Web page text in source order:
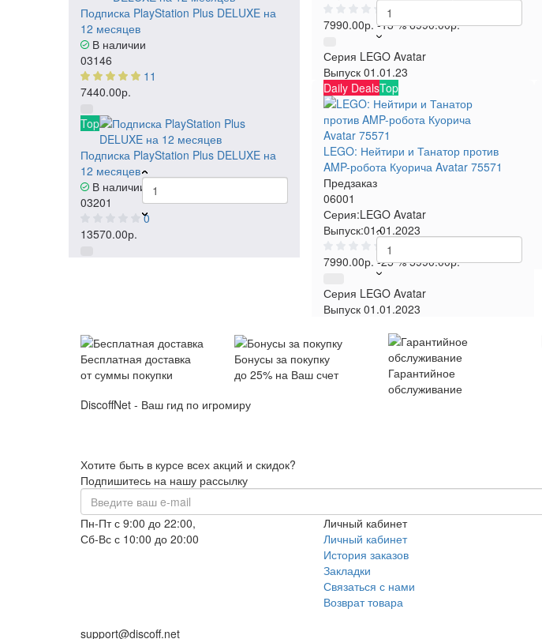
Подписка PlayStation Plus DELUXE на
12 месяцев
В наличии
03146
11
7440.00р.
Top
Подписка PlayStation Plus DELUXE на
12 месяцев
В наличии
03201
0
13570.00р.
0
7990.00р. -13 % 6990.00р.
Серия LEGO Avatar
Выпуск 01.01.23
Daily DealsTop
LEGO: Нейтири и Танатор против
AMP-робота Куорича Avatar 75571
Предзаказ
06001
Серия:LEGO Avatar
Выпуск:01.01.2023
0
7990.00р. -25 % 5990.00р.
Серия LEGO Avatar
Выпуск 01.01.2023
Бесплатная доставка
от суммы покупки
Бонусы за покупку
до 25% на Ваш счет
Гарантийное
обслуживание
DiscoffNet - Ваш гид по игромиру
Хотите быть в курсе всех акций и скидок?
Подпишитесь на нашу рассылку
Пн-Пт с 9:00 до 22:00,
Сб-Вс с 10:00 до 20:00
support@discoff.net
Личный кабинет
Личный кабинет
История заказов
Закладки
Связаться с нами
Возврат товара